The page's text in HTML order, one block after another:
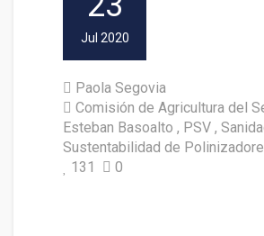
Jul 2020
Paola Segovia
Comisión de Agricultura del
Esteban Basoalto
PSV
Sustentabilidad de
131
0